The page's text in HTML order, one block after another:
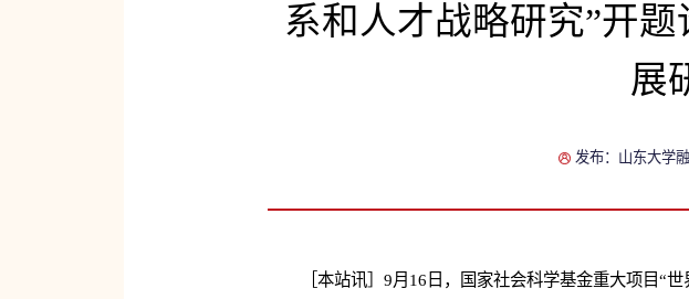
系和人才战略研究”开
展
发布：山东大学
［本站讯］9月16日，国家社会科学基金重大项目“